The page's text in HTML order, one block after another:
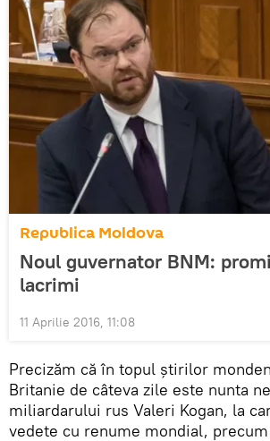
Republica Moldova
Noul guvernator BNM:
lacrimi
11 Aprilie 2016, 11:08
Precizăm că în topul știrilor
Britanie de câteva zile este nunta
miliardarului rus Valeri Kogan, la
vedete cu renume mondial,